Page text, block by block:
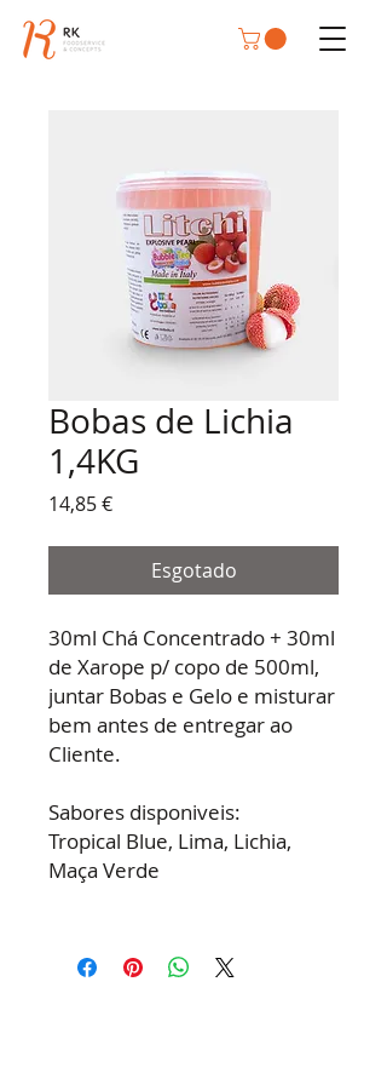
Bobas de Lichia
1,4KG
14,85 €Preço
Esgotado
30ml Chá Concentrado + 30ml
de Xarope p/ copo de 500ml,
juntar Bobas e Gelo e misturar
bem antes de entregar ao
Cliente.
Sabores disponiveis:
Tropical Blue, Lima, Lichia,
Maça Verde